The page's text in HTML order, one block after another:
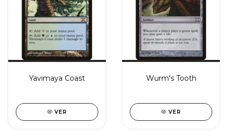
Yavimaya Coast
VER
Wurm's Tooth
VER